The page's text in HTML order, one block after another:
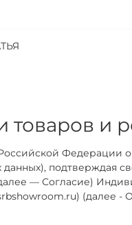
товаров и
Федерации
подтверждая
— Согласие)
(далее -